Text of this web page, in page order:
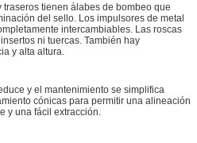
traseros tienen álabes de bombeo que
del sello. Los impulsores de metal
intercambiables. Las roscas
ni tuercas. También hay
y alta altura.
y el mantenimiento se simplifica
cónicas para permitir una alineación
y una fácil extracción.